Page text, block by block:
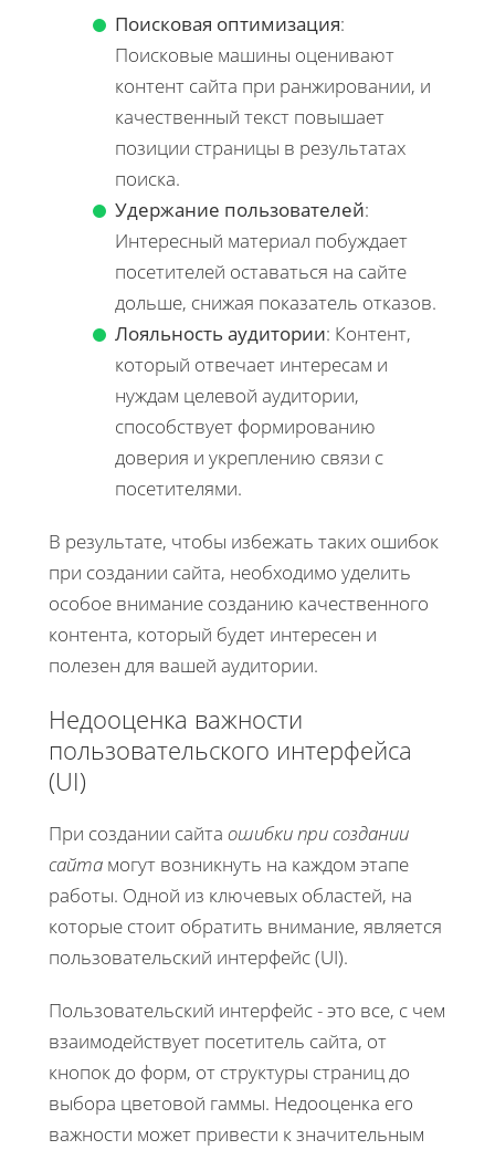
Поисковая оптимизация:
Поисковые машины оценивают
контент сайта при ранжировании, и
качественный текст повышает
позиции страницы в результатах
поиска.
Удержание пользователей:
Интересный материал побуждает
посетителей оставаться на сайте
дольше, снижая показатель отказов.
Лояльность аудитории: Контент,
который отвечает интересам и
нуждам целевой аудитории,
способствует формированию
доверия и укреплению связи с
посетителями.
В результате, чтобы избежать таких ошибок
при создании сайта, необходимо уделить
особое внимание созданию качественного
контента, который будет интересен и
полезен для вашей аудитории.
Недооценка важности
пользовательского интерфейса
(UI)
При создании сайта ошибки при создании
сайта могут возникнуть на каждом этапе
работы. Одной из ключевых областей, на
которые стоит обратить внимание, является
пользовательский интерфейс (UI).
Пользовательский интерфейс - это все, с чем
взаимодействует посетитель сайта, от
кнопок до форм, от структуры страниц до
выбора цветовой гаммы. Недооценка его
важности может привести к значительным